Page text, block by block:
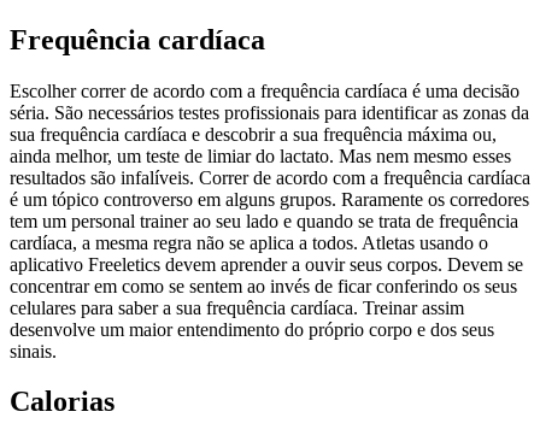
Frequência cardíaca
Escolher correr de acordo com a frequência cardíaca é uma decisão
séria. São necessários testes profissionais para identificar as zonas da
sua frequência cardíaca e descobrir a sua frequência máxima ou,
ainda melhor, um teste de limiar do lactato. Mas nem mesmo esses
resultados são infalíveis. Correr de acordo com a frequência cardíaca
é um tópico controverso em alguns grupos. Raramente os corredores
tem um personal trainer ao seu lado e quando se trata de frequência
cardíaca, a mesma regra não se aplica a todos. Atletas usando o
aplicativo Freeletics devem aprender a ouvir seus corpos. Devem se
concentrar em como se sentem ao invés de ficar conferindo os seus
celulares para saber a sua frequência cardíaca. Treinar assim
desenvolve um maior entendimento do próprio corpo e dos seus
sinais.
Calorias